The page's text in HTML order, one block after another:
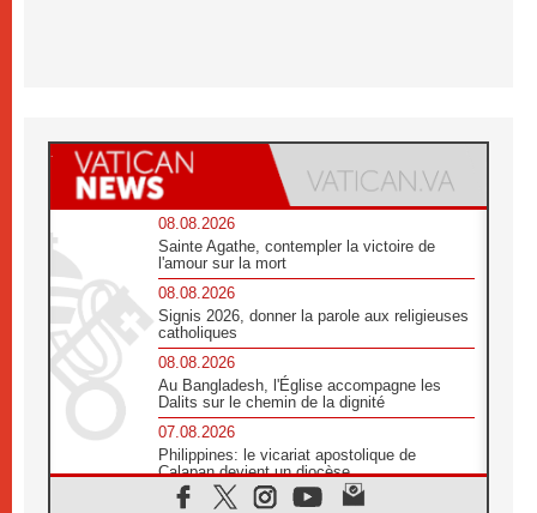
08.08.2026
Sainte Agathe, contempler la victoire de
l'amour sur la mort
08.08.2026
Signis 2026, donner la parole aux religieuses
catholiques
08.08.2026
Au Bangladesh, l'Église accompagne les
Dalits sur le chemin de la dignité
07.08.2026
Philippines: le vicariat apostolique de
Calapan devient un diocèse
07.08.2026